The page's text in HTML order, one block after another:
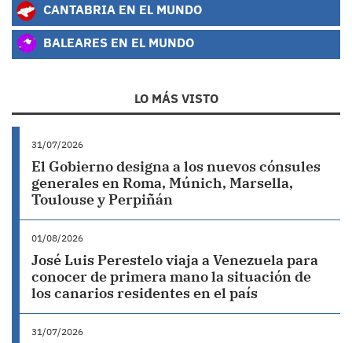
CANTABRIA EN EL MUNDO
BALEARES EN EL MUNDO
LO MÁS VISTO
31/07/2026
El Gobierno designa a los nuevos cónsules
generales en Roma, Múnich, Marsella,
Toulouse y Perpiñán
01/08/2026
José Luis Perestelo viaja a Venezuela para
conocer de primera mano la situación de
los canarios residentes en el país
31/07/2026